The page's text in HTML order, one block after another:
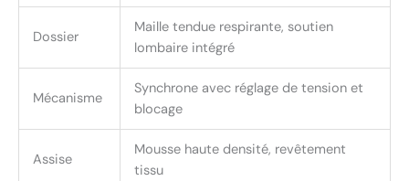
Dossier
Maille tendue respirante, soutien
lombaire intégré
Mécanisme
Synchrone avec réglage de tension et
blocage
Assise
Mousse haute densité, revêtement
tissu